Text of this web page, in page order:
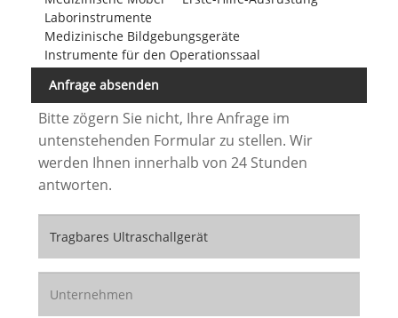
Laborinstrumente
Medizinische Bildgebungsgeräte
Instrumente für den Operationssaal
Anfrage absenden
Bitte zögern Sie nicht, Ihre Anfrage im
untenstehenden Formular zu stellen. Wir
werden Ihnen innerhalb von 24 Stunden
antworten.